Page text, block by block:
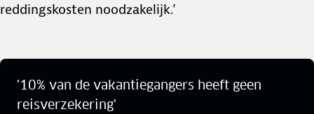
reddingskosten noodzakelijk.’
'10% van de vakantiegangers heeft geen
reisverzekering'